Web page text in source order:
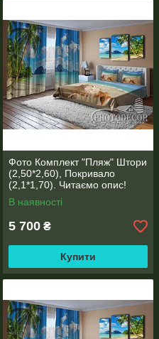
Фото Комплект "Пляж" Штори
(2,50*2,60), Покривало
(2,1*1,70). Читаємо опис!
В наявності
5 700 ₴
Купити